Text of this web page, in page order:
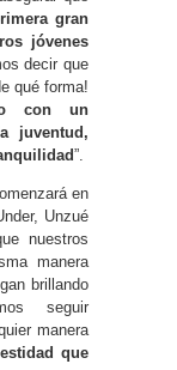
gran
jóvenes
decir que
qué forma!
con un
juventud,
”.
en
Unzué
nuestros
manera
brillando
seguir
manera
que